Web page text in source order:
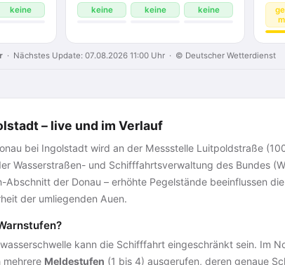
keine keine keine keine
· Nächstes Update: 07.08.2026 11:00 Uhr · © Deutscher Wetterdienst
– live und im Verlauf
bei Ingolstadt wird an der Messstelle Luitpoldstraße
Wasserstraßen- und Schifffahrtsverwaltung des Bundes
Abschnitt der Donau – erhöhte Pegelstände beeinflussen
der umliegenden Auen.
kann die Schifffahrt eingeschränkt sein. Im
mehrere Meldestufen (1 bis 4) ausgerufen, deren genaue